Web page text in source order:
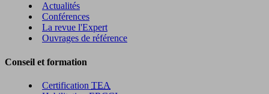
Actualités
Conférences
La revue l'Expert
Ouvrages de référence
Conseil et formation
Certification TEA